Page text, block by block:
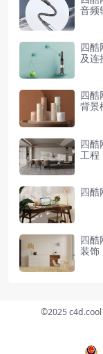
音频
四酷
及连
四酷
背景
四酷
工程
四酷
四酷
装饰
©2025